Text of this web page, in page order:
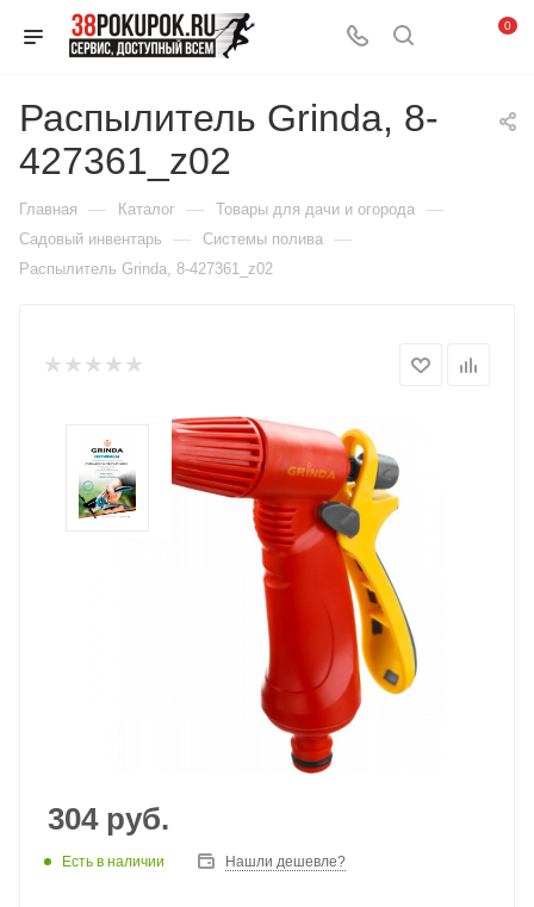
0
Распылитель Grinda, 8-
427361_z02
Главная — Каталог — Товары для дачи и огорода —
Садовый инвентарь — Системы полива —
Распылитель Grinda, 8-427361_z02
304руб.
Есть в наличии Нашли дешевле?